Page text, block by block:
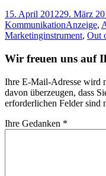
Veröffentlicht
am
15. April 201229. März
KommunikationTags
Anzeige,
Marketinginstrument, Out
Wir freuen uns auf
Ihre E-Mail-Adresse wird
davon überzeugen, dass
erforderlichen Felder sind
Ihre Gedanken *